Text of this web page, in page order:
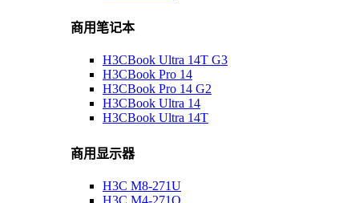
商用笔记本
H3CBook Ultra 14T G3
H3CBook Pro 14
H3CBook Pro 14 G2
H3CBook Ultra 14
H3CBook Ultra 14T
商用显示器
H3C M8-271U
H3C M4-271Q